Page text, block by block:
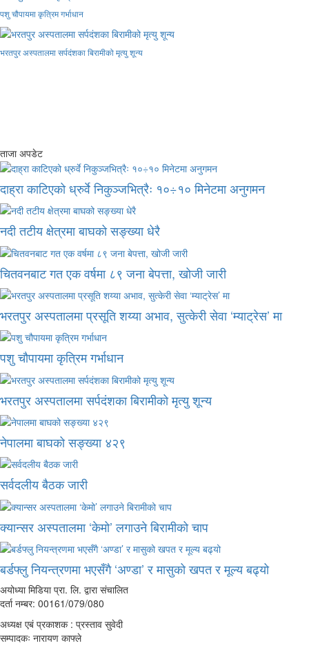
पशु चौपायमा कृत्रिम गर्भाधान
भरतपुर अस्पतालमा सर्पदंशका बिरामीको मृत्यु शून्य
ताजा अपडेट
दाह्रा काटिएको ध्रुर्वे निकुञ्जभित्रैः १०÷१० मिनेटमा अनुगमन
नदी तटीय क्षेत्रमा बाघको सङ्ख्या धेरै
चितवनबाट गत एक वर्षमा ८९ जना बेपत्ता, खोजी जारी
भरतपुर अस्पतालमा प्रसूति शय्या अभाव, सुत्केरी सेवा ‘म्याट्रेस’ मा
पशु चौपायमा कृत्रिम गर्भाधान
भरतपुर अस्पतालमा सर्पदंशका बिरामीको मृत्यु शून्य
नेपालमा बाघको सङ्ख्या ४२९
सर्वदलीय बैठक जारी
क्यान्सर अस्पतालमा ‘केमो’ लगाउने बिरामीको चाप
बर्डफ्लु नियन्त्रणमा भएसँगै ‘अण्डा’ र मासुको खपत र मूल्य बढ्यो
अयोध्या मिडिया प्रा. लि. द्वारा संचालित
दर्ता नम्बर: 00161/079/080
अध्यक्ष एबं प्रकाशक : प्रस्ताव सुवेदी
सम्पादकः नारायण काफ्ले